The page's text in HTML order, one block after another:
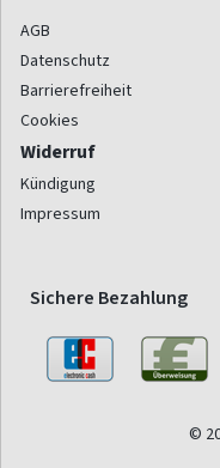
AGB
Datenschutz
Barrierefreiheit
Cookies
Widerruf
Kündigung
Impressum
Sichere Bezahlung
©